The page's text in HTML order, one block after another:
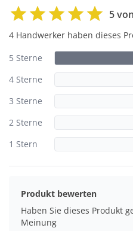
5
4 Handwerker haben dieses
5 Sterne
4 Sterne
3 Sterne
2 Sterne
1 Stern
Produkt bewerten
Haben Sie dieses Produkt
Meinung